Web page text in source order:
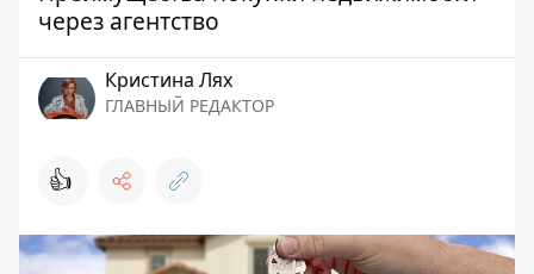
через агентство
Кристина Лях
ГЛАВНЫЙ РЕДАКТОР
👍